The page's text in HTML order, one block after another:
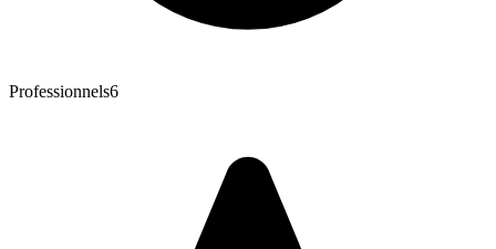
Professionnels6